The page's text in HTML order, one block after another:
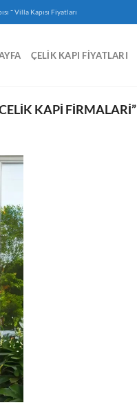
-Villa Kapısı Fiyatları
ÇELIK KAPI FIYATLARI
KAPI FIRMALARI”